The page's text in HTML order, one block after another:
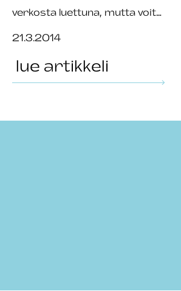
verkosta luettuna, mutta voit…
21.3.2014
lue artikkeli